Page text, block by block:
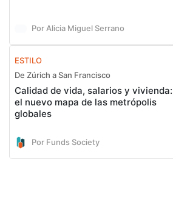
Por Alicia Miguel Serrano
ESTILO
De Zúrich a San Francisco
Calidad de vida, salarios y vivienda:
el nuevo mapa de las metrópolis
globales
Por Funds Society